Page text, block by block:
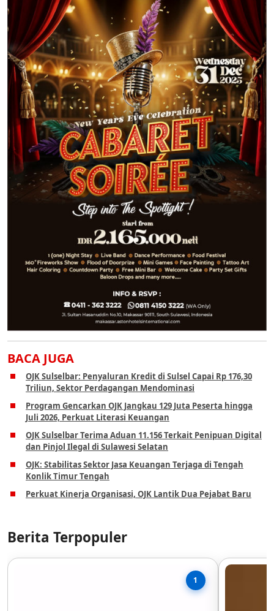
BACA JUGA
OJK Sulselbar: Penyaluran Kredit di Sulsel Capai Rp 176,30
Triliun, Sektor Perdagangan Mendominasi
Program Gencarkan OJK Jangkau 129 Juta Peserta hingga
Juli 2026, Perkuat Literasi Keuangan
OJK Sulselbar Terima Aduan 11.156 Terkait Penipuan Digital
dan Pinjol Ilegal di Sulawesi Selatan
OJK: Stabilitas Sektor Jasa Keuangan Terjaga di Tengah
Konlik Timur Tengah
Perkuat Kinerja Organisasi, OJK Lantik Dua Pejabat Baru
Berita Terpopuler
1